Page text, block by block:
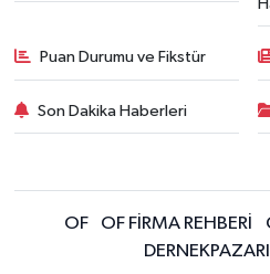
Puan Durumu ve Fikstür
Son Dakika Haberleri
OF OF FİRMA REHBERİ
DERNEKPAZARI